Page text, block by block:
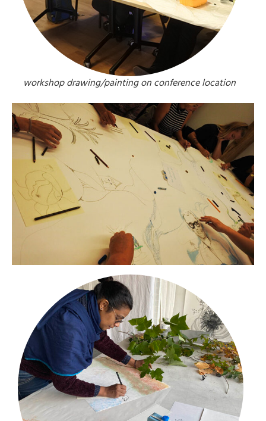
workshop drawing/painting on conference location